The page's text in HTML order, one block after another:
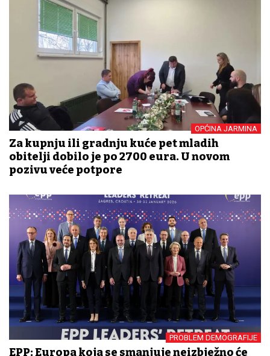
OPĆINA JARMINA
Za kupnju ili gradnju kuće pet mladih
obitelji dobilo je po 2700 eura. U novom
pozivu veće potpore
PROBLEM DEMOGRAFIJE
EPP: Europa koja se smanjuje neizbježno će